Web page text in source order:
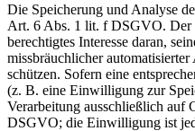
Die Speicherung und Analyse
Art. 6 Abs. 1 lit. f DSGVO. Der
berechtigtes Interesse daran,
missbräuchlicher
schützen. Sofern eine
(z. B. eine Einwilligung zur
Verarbeitung ausschließlich auf
DSGVO; die Einwilligung ist